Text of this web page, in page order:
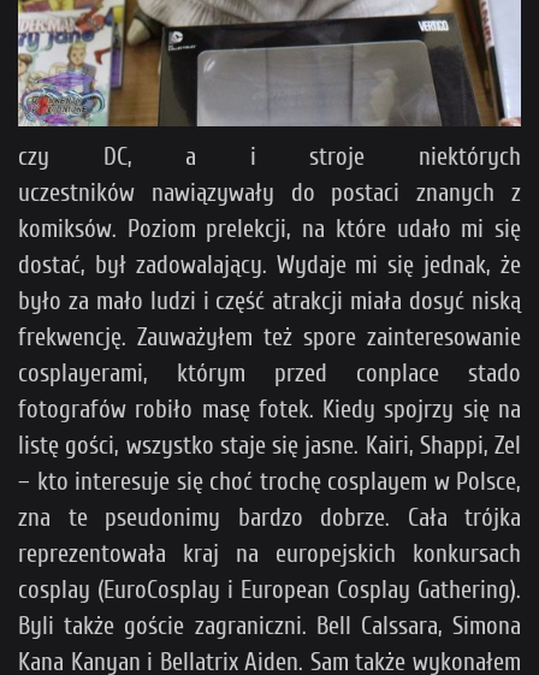
czy DC, a i stroje niektórych
uczestników nawiązywały do postaci znanych z
komiksów. Poziom prelekcji, na które udało mi się
dostać, był zadowalający. Wydaje mi się jednak, że
było za mało ludzi i część atrakcji miała dosyć niską
frekwencję. Zauważyłem też spore zainteresowanie
cosplayerami, którym przed conplace stado
fotografów robiło masę fotek. Kiedy spojrzy się na
listę gości, wszystko staje się jasne. Kairi, Shappi, Zel
– kto interesuje się choć trochę cosplayem w Polsce,
zna te pseudonimy bardzo dobrze. Cała trójka
reprezentowała kraj na europejskich konkursach
cosplay (EuroCosplay i European Cosplay Gathering).
Byli także goście zagraniczni. Bell Calssara, Simona
Kana Kanyan i Bellatrix Aiden. Sam także wykonałem